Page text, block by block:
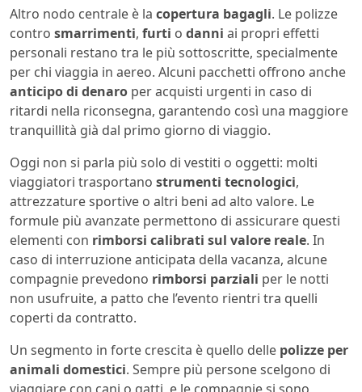
Altro nodo centrale è la copertura bagagli. Le polizze
contro smarrimenti, furti o danni ai propri effetti
personali restano tra le più sottoscritte, specialmente
per chi viaggia in aereo. Alcuni pacchetti offrono anche
anticipo di denaro per acquisti urgenti in caso di
ritardi nella riconsegna, garantendo così una maggiore
tranquillità già dal primo giorno di viaggio.
Oggi non si parla più solo di vestiti o oggetti: molti
viaggiatori trasportano strumenti tecnologici,
attrezzature sportive o altri beni ad alto valore. Le
formule più avanzate permettono di assicurare questi
elementi con rimborsi calibrati sul valore reale. In
caso di interruzione anticipata della vacanza, alcune
compagnie prevedono rimborsi parziali per le notti
non usufruite, a patto che l’evento rientri tra quelli
coperti da contratto.
Un segmento in forte crescita è quello delle polizze per
animali domestici. Sempre più persone scelgono di